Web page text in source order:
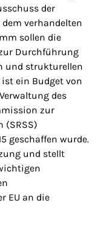
der
dem verhandelten
sollen die
Durchführung
und strukturellen
ist ein Budget von
des
zur
(SRSS)
geschaffen wurde.
und stellt
EU an die